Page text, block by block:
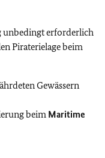
unbedingt erforderlich
Piraterielage beim
Gewässern
beim Maritime